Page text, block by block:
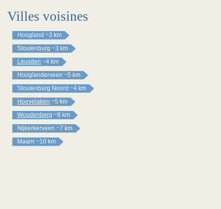
Villes voisines
Hoogland ~3 km
Stoutenburg ~3 km
Leusden ~4 km
Hooglanderveen ~5 km
Stoutenburg Noord ~4 km
Hoevelaken ~5 km
Woudenberg ~8 km
Nijkerkerveen ~7 km
Maarn ~10 km